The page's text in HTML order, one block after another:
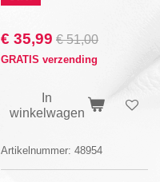
€ 35,99 € 51,00
GRATIS verzending
In
winkelwagen
Artikelnummer: 48954